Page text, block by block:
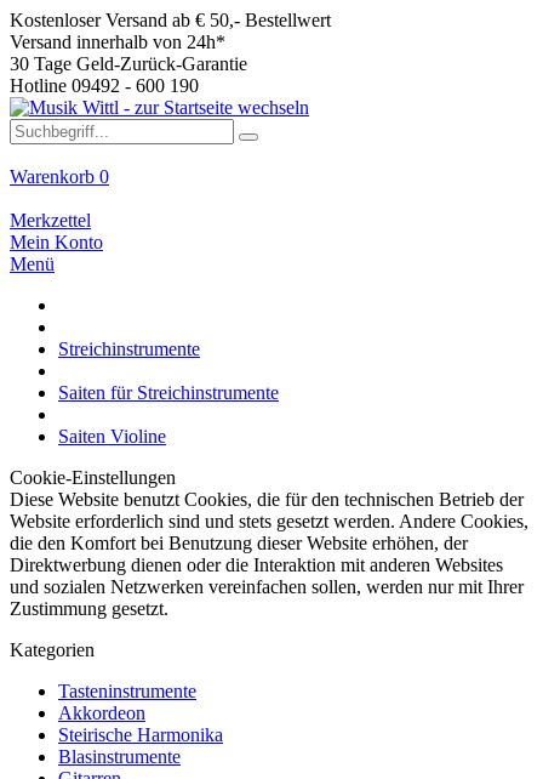
Kostenloser Versand ab € 50,- Bestellwert
Versand innerhalb von 24h*
30 Tage Geld-Zurück-Garantie
Hotline 09492 - 600 190
Warenkorb 0
Merkzettel
Mein Konto
Menü
Streichinstrumente
Saiten für Streichinstrumente
Saiten Violine
Cookie-Einstellungen
Diese Website benutzt Cookies, die für den technischen Betrieb der
Website erforderlich sind und stets gesetzt werden. Andere Cookies,
die den Komfort bei Benutzung dieser Website erhöhen, der
Direktwerbung dienen oder die Interaktion mit anderen Websites
und sozialen Netzwerken vereinfachen sollen, werden nur mit Ihrer
Zustimmung gesetzt.
Kategorien
Tasteninstrumente
Akkordeon
Steirische Harmonika
Blasinstrumente